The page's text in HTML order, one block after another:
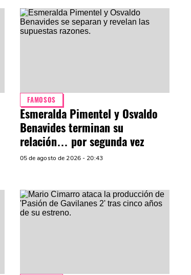
FAMOSOS
Esmeralda Pimentel y Osvaldo
Benavides terminan su
relación… por segunda vez
05 de agosto de 2026 - 20:43